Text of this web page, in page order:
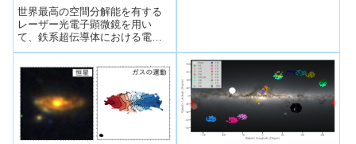
見～
世界最高の空間分解能を有する
レーザー光電子顕微鏡を用い
て、鉄系超伝導体における電子
の空間分布をナノメートルの精
子が、結晶格子と全く独立に存
在するうねりを示すことを発
見。